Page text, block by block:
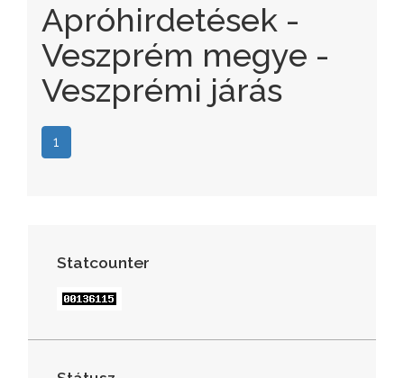
Apróhirdetések -
Veszprém megye -
Veszprémi járás
1
Statcounter